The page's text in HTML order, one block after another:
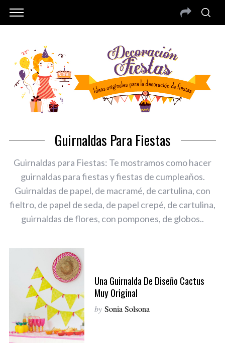
Guirnaldas Para Fiestas
Guirnaldas para Fiestas: Te mostramos como hacer
guirnaldas para fiestas y fiestas de cumpleaños.
Guirnaldas de papel, de macramé, de cartulina, con
fieltro, de papel de seda, de papel crepé, de cartulina,
guirnaldas de flores, con pompones, de globos..
Una Guirnalda De Diseño Cactus
Muy Original
by Sonia Solsona